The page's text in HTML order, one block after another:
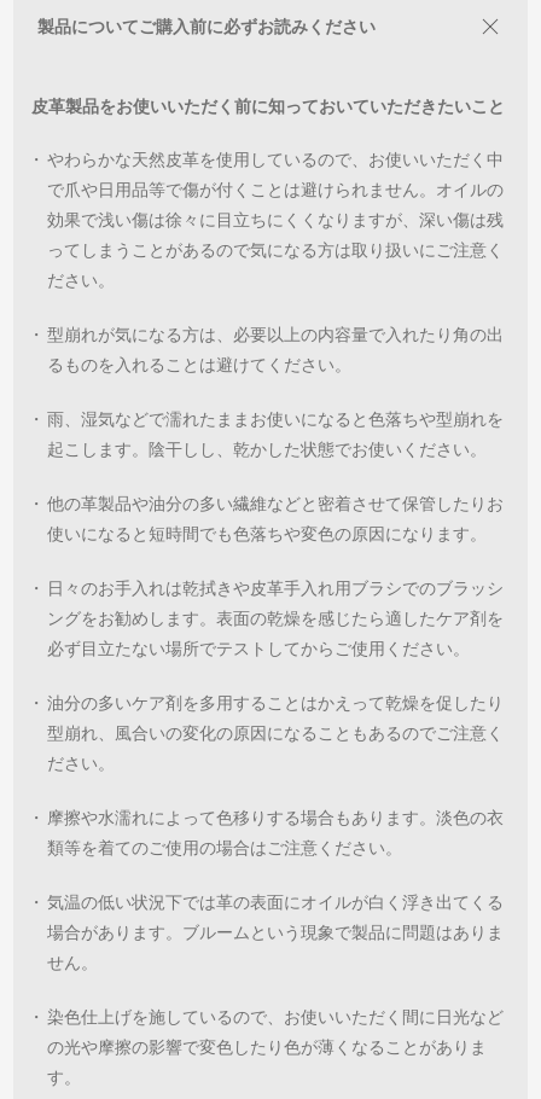
製品についてご購入前に必ずお読みください
皮革製品をお使いいただく前に知っておいていただきたいこと
・ やわらかな天然皮革を使用しているので、お使いいただく中
で爪や日用品等で傷が付くことは避けられません。オイルの
効果で浅い傷は徐々に目立ちにくくなりますが、深い傷は残
ってしまうことがあるので気になる方は取り扱いにご注意く
ださい。
・ 型崩れが気になる方は、必要以上の内容量で入れたり角の出
るものを入れることは避けてください。
・ 雨、湿気などで濡れたままお使いになると色落ちや型崩れを
起こします。陰干しし、乾かした状態でお使いください。
・ 他の革製品や油分の多い繊維などと密着させて保管したりお
使いになると短時間でも色落ちや変色の原因になります。
・
日々のお手入れは乾拭きや皮革手入れ用ブラシでのブラッシ
ングをお勧めします。表面の乾燥を感じたら適したケア剤を
必ず目立たない場所でテストしてからご使用ください。
・ 油分の多いケア剤を多用することはかえって乾燥を促したり
型崩れ、風合いの変化の原因になることもあるのでご注意く
ださい。
・ 摩擦や水濡れによって色移りする場合もあります。淡色の衣
類等を着てのご使用の場合はご注意ください。
・ 気温の低い状況下では革の表面にオイルが白く浮き出てくる
場合があります。ブルームという現象で製品に問題はありま
せん。
・ 染色仕上げを施しているので、お使いいただく間に日光など
の光や摩擦の影響で変色したり色が薄くなることがありま
す。